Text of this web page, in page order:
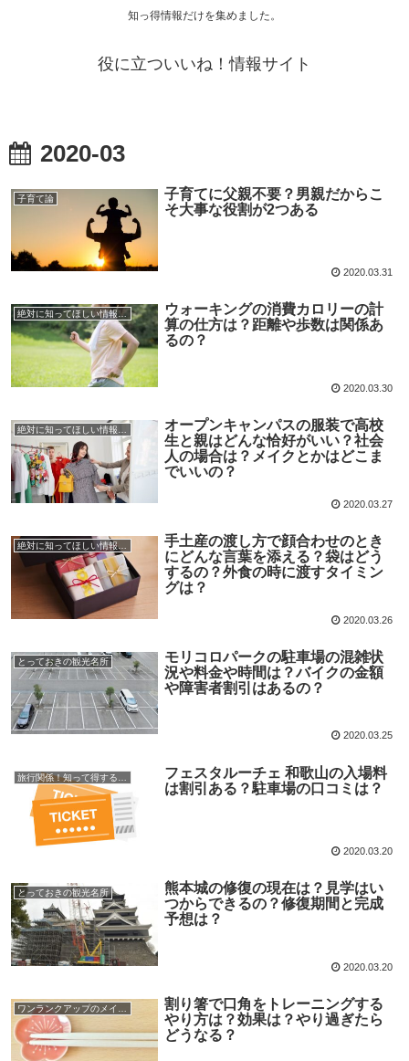
知っ得情報だけを集めました。
役に立ついいね！情報サイト
2020-03
子育て論
子育てに父親不要？男親だからこ
そ大事な役割が2つある
2020.03.31
絶対に知ってほしい情報まとめ
ウォーキングの消費カロリーの計
算の仕方は？距離や歩数は関係あ
るの？
2020.03.30
オープンキャンパスの服装で高校
生と親はどんな恰好がいい？社会
人の場合は？メイクとかはどこま
でいいの？
2020.03.27
絶対に知ってほしい情報まとめ
手土産の渡し方で顔合わせのとき
にどんな言葉を添える？袋はどう
するの？外食の時に渡すタイミン
グは？
2020.03.26
とっておきの観光名所
モリコロパークの駐車場の混雑状
況や料金や時間は？バイクの金額
や障害者割引はあるの？
2020.03.25
フェスタルーチェ 和歌山の入場料
は割引ある？駐車場の口コミは？
2020.03.20
とっておきの観光名所
熊本城の修復の現在は？見学はい
つからできるの？修復期間と完成
予想は？
2020.03.20
割り箸で口角をトレーニングする
やり方は？効果は？やり過ぎたら
どうなる？